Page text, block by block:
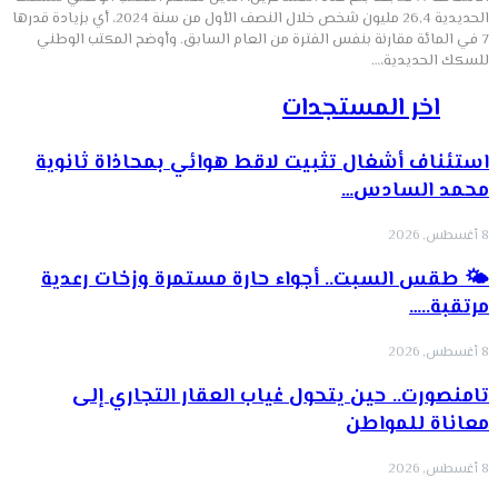
الحديدية 26,4 مليون شخص خلال النصف الأول من سنة 2024، أي بزيادة قدرها
7 في المائة مقارنة بنفس الفترة من العام السابق. وأوضح المكتب الوطني
للسكك الحديدية،…
اخر المستجدات
استئناف أشغال تثبيت لاقط هوائي بمحاذاة ثانوية
محمد السادس…
8 أغسطس, 2026
🌤️ طقس السبت.. أجواء حارة مستمرة وزخات رعدية
مرتقبة..…
8 أغسطس, 2026
تامنصورت.. حين يتحول غياب العقار التجاري إلى
معاناة للمواطن
8 أغسطس, 2026